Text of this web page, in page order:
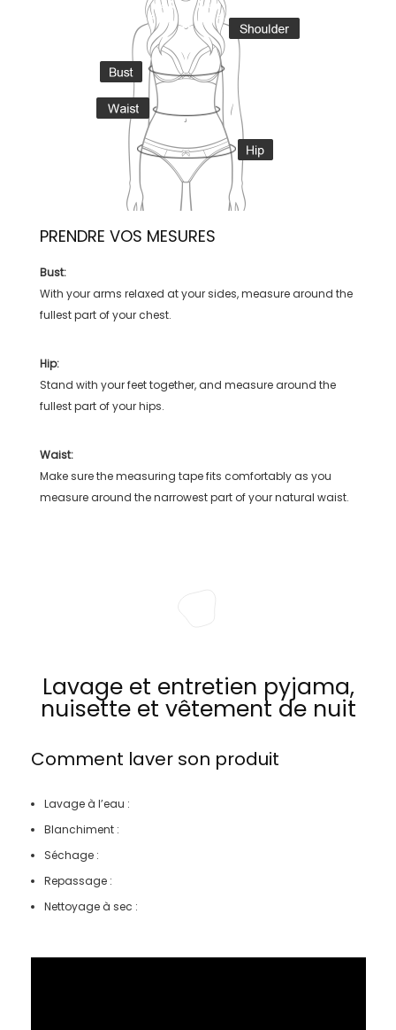
PRENDRE VOS MESURES
Bust:
With your arms relaxed at your sides, measure around the
fullest part of your chest.
Hip:
Stand with your feet together, and measure around the
fullest part of your hips.
Waist:
Make sure the measuring tape fits comfortably as you
measure around the narrowest part of your natural waist.
Lavage et entretien pyjama,
nuisette et vêtement de nuit
Comment laver son produit
Lavage à l’eau :
Blanchiment :
Séchage :
Repassage :
Nettoyage à sec :